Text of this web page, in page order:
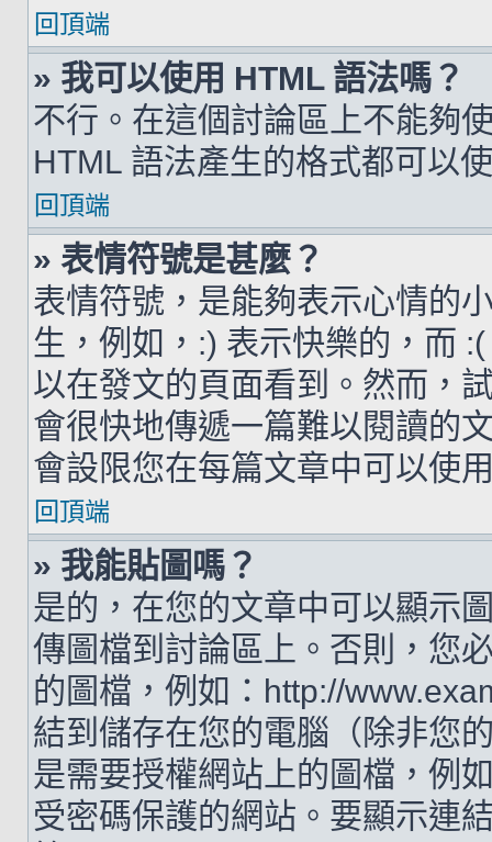
回頂端
» 我可以使用 HTML 語法嗎？
不行。在這個討論區上不能夠
HTML 語法產生的格式都可以
回頂端
» 表情符號是甚麼？
表情符號，是能夠表示心情的
生，例如，:) 表示快樂的，而
以在發文的頁面看到。然而，
會很快地傳遞一篇難以閱讀的
會設限您在每篇文章中可以使
回頂端
» 我能貼圖嗎？
是的，在您的文章中可以顯示
傳圖檔到討論區上。否則，您
的圖檔，例如：http://
結到儲存在您的電腦（除非您
是需要授權網站上的圖檔，例
受密碼保護的網站。要顯示連